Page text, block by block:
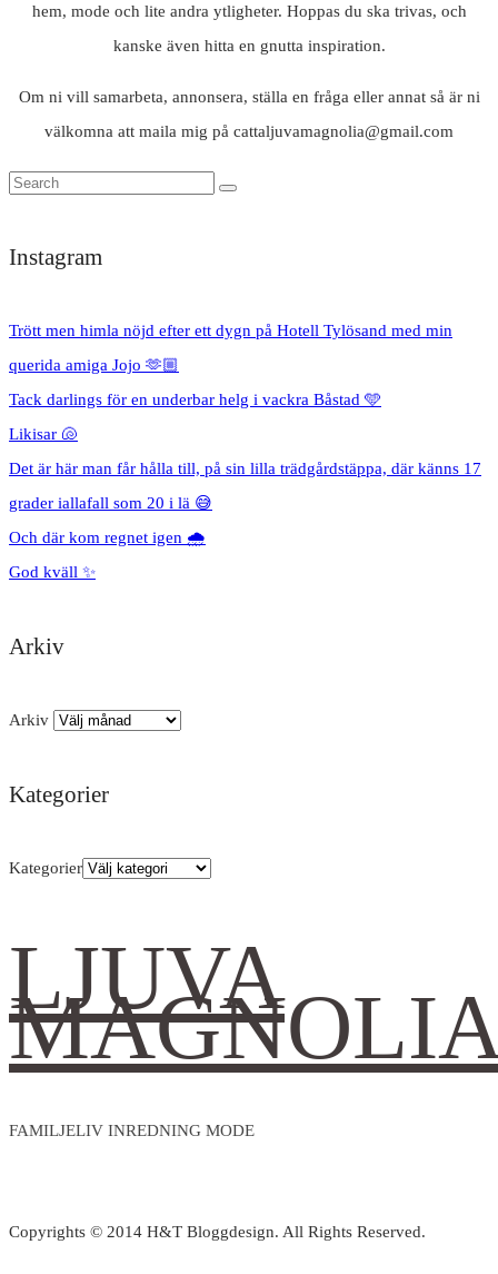
hem, mode och lite andra ytligheter. Hoppas du ska trivas, och
kanske även hitta en gnutta inspiration.
Om ni vill samarbeta, annonsera, ställa en fråga eller annat så är ni
välkomna att maila mig på cattaljuvamagnolia@gmail.com
Instagram
Trött men himla nöjd efter ett dygn på Hotell Tylösand med min
querida amiga Jojo 🫶🏼
Tack darlings för en underbar helg i vackra Båstad 🩵
Likisar 🐚
Det är här man får hålla till, på sin lilla trädgårdstäppa, där känns 17
grader iallafall som 20 i lä 😅
Och där kom regnet igen 🌧️
God kväll ✨
Arkiv
Arkiv
Kategorier
Kategorier
LJUVA
FAMILJELIV INREDNING MODE
Copyrights © 2014 H&T Bloggdesign. All Rights Reserved.